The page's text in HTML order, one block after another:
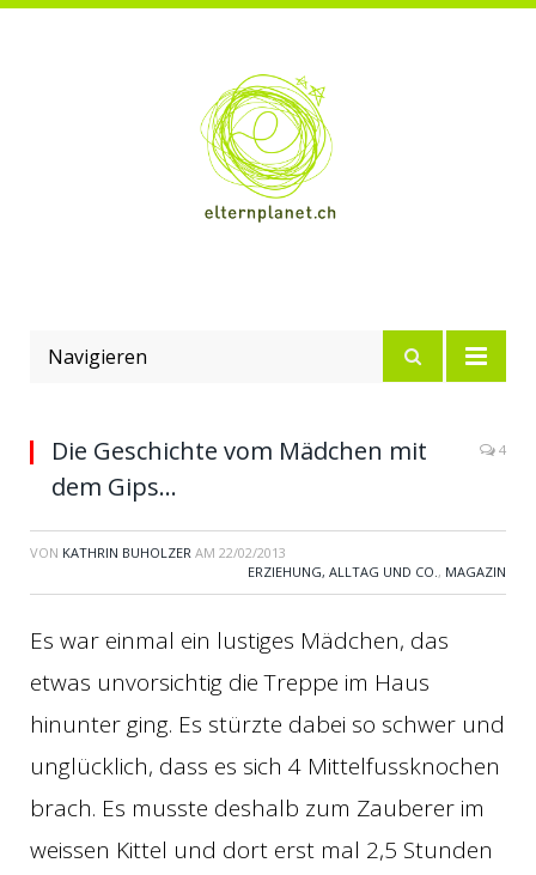
Navigieren
Die Geschichte vom Mädchen mit
dem Gips…
4
VON KATHRIN BUHOLZER AM 22/02/2013
ERZIEHUNG, ALLTAG UND CO., MAGAZIN
Es war einmal ein lustiges Mädchen, das
etwas unvorsichtig die Treppe im Haus
hinunter ging. Es stürzte dabei so schwer und
unglücklich, dass es sich 4 Mittelfussknochen
brach. Es musste deshalb zum Zauberer im
weissen Kittel und dort erst mal 2,5 Stunden